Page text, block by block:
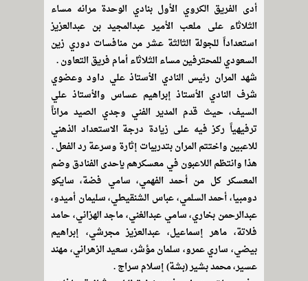
أدى الفريق الكروي الأول بنادي الوحدة مرانه مساء
الثلاثاء على ملعب الأمير عبدالمجيد بن عبدالعزيز
استعداداً للجولة الثالثة عشر من منافسات دوري زين
السعودي للمحترفين مساء الثلاثاء أمام فريق التعاون .
شهد المران رئيس النادي الأستاذ علي داود وعضوي
شرف النادي الأستاذ إبراهيم عساس والأستاذ علي
السيف، حيث قدم المدير الفني وجدي الصيد مراناً
ترفيهياً ركز فيه على زيادة درجة الاستعداد الذهني
للاعبين واختتم المران بتدريبات إثارة وسرعة رد الفعل .
هذا وانتظم اللاعبون في معسكرهم بإحدى الفنادق وضم
المعسكر كل من أحمد الفهمي، سامي فضة، سايكو
دومبيا، أحمد السلمي، عباس الشنقيطي، سليمان أميدو،
عبدالرحمن بخاري، سامي عبدالغني، ماجد الهزاني، حامد
فلاتة، ماهر إسماعيل، عبدالعزيز مجرشي، إبراهيم
بيضي، ساري عمرو، سلمان مؤشر، سعيد الزهراني، مهند
عسير، محمد بشير (بشة) إسلام سراج .